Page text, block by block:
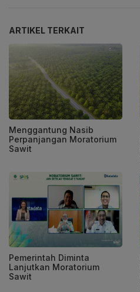
ARTIKEL TERKAIT
Menggantung Nasib
Perpanjangan Moratorium
Sawit
Pemerintah Diminta
Lanjutkan Moratorium
Sawit